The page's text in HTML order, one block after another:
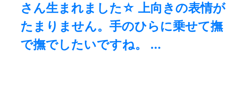
さん生まれました☆ 上向きの表情が
たまりません。手のひらに乗せて撫
で撫でしたいですね。 ...